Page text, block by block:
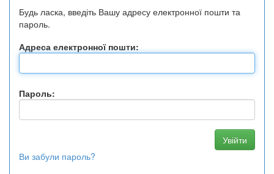
Будь ласка, введіть Вашу адресу електронної пошти та
пароль.
Адреса електронної пошти:
Пароль:
Ви забули пароль?